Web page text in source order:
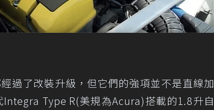
過了改裝升級，但它們的強項並不是直線加
Type R(美規為Acura)搭載的1.8升自